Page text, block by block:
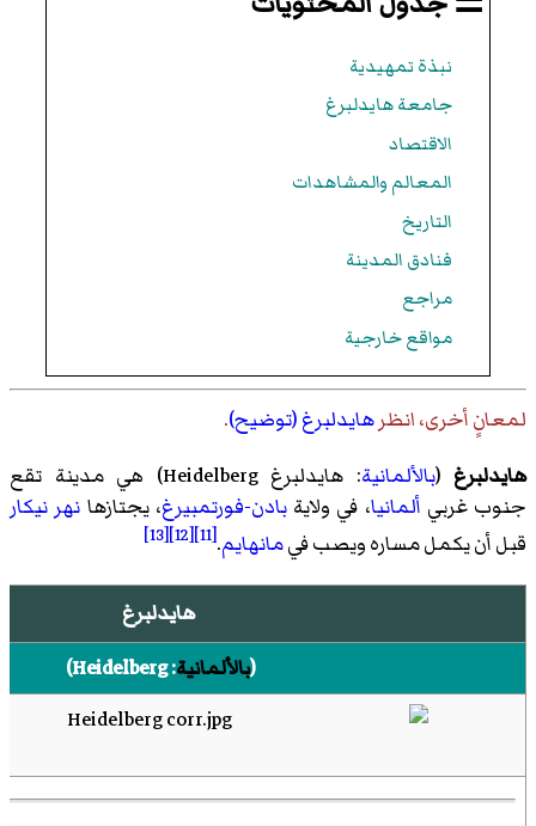
نبذة تمهيدية
جامعة هايدلبرغ
الاقتصاد
المعالم والمشاهدات
التاريخ
فنادق المدينة
مراجع
مواقع خارجية
لمعانٍ أخرى، انظرهايدلبرغ (توضيح).
هايدلبرغ (بالألمانية:
Heidelberg هايدلبرغ
) هي مدينة تقع
جنوب غربي ألمانيا، في ولايةبادن-فورتمبيرغ، يجتازها نهر نيكار
قبل أن يكمل مساره ويصب فيمانهايم.
[11]
[12]
[13]
هايدلبرغ
(بالألمانية:
Heidelberg
)‏